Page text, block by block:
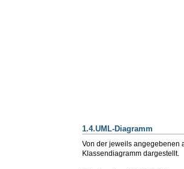
1.4.UML-Diagramm
Von der jeweils angegebenen
Klassendiagramm dargestellt.